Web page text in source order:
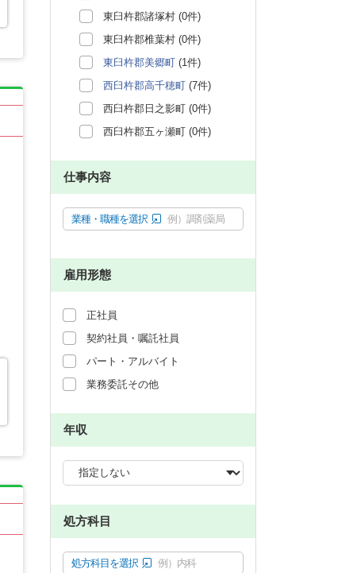
東臼杵郡諸塚村 (0件)
東臼杵郡椎葉村 (0件)
東臼杵郡美郷町 (1件)
西臼杵郡高千穂町 (7件)
西臼杵郡日之影町 (0件)
西臼杵郡五ヶ瀬町 (0件)
仕事内容
業種・職種を選択 例）調剤薬局
雇用形態
正社員
契約社員・嘱託社員
パート・アルバイト
業務委託その他
年収
処方科目
処方科目を選択 例）内科